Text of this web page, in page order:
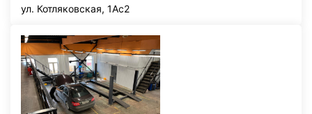
ул. Котляковская, 1Ас2